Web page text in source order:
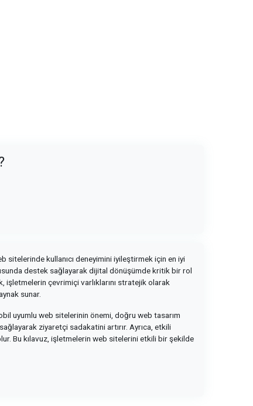
sitelerinde kullanıcı deneyimini iyileştirmek için en iyi
destek sağlayarak dijital dönüşümde kritik bir rol
işletmelerin çevrimiçi varlıklarını stratejik olarak
sunar.
uyumlu web sitelerinin önemi, doğru web tasarım
ziyaretçi sadakatini artırır. Ayrıca, etkili
Bu kılavuz, işletmelerin web sitelerini etkili bir şekilde